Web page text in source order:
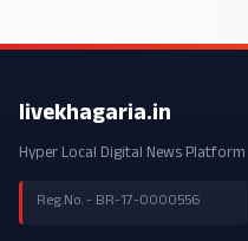
livekhagaria.in
Hyper Local Digital News Platform
Reg.No. - BR-17-0000556